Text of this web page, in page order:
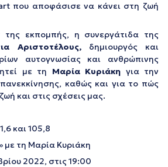
που αποφάσισε να κάνει στη ζωή
της εκπομπής, η συνεργάτιδα της
Αριστοτέλους,δημιουργός και
αυτογνωσίας και ανθρώπινης
με τη Μαρία Κυριάκη για την
καθώς και για το πώς
και στις σχέσεις μας.
και 105,8
με τη Μαρία Κυριάκη
2022, στις 19:00